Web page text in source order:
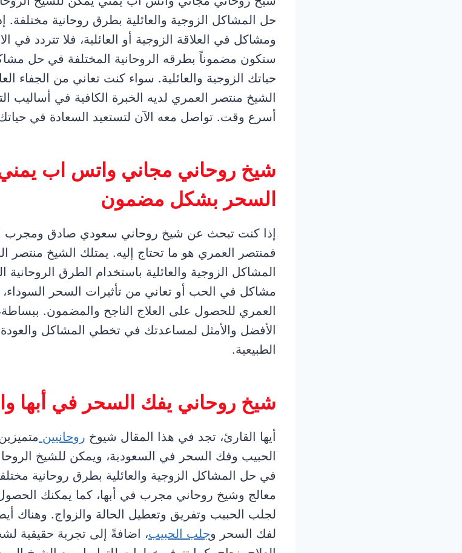
حل المشاكل الزوجية والعائلية بطرق روحانية
ومشاكل في العلاقة الزوجية أو العائلية، فلا تتردد في
ستكون مضموناً بطرقه الروحانية المختلفة في حل
حياتك الزوجية والعائلية. سواء كنت تعاني من الجفاء
الشيخ منتصر العمري لديه الخبرة الكافية في
أسرع وقت. تواصل معه الآن لتستعيد السعادة في حياتك
شيخ روحاني مجاني واتس اب
السحر بشكل مضمون
إذا كنت تبحث عن شيخ روحاني سعودي صادق ومجرب
فمنتصر العمري هو ما تحتاج إليه. يمتلك الشيخ
المشاكل الزوجية والعائلية باستخدام الطرق
مشاكل في الحب أو تعاني من تأثيرات السحر السوداء،
العمري للحصول على العلاج الناجح والمضمون.
الأفضل والأمثل لمساعدتك في تخطي المشاكل والعودة
الطبيعية.
شيخ روحاني يفك السحر في أبها
أيها القارئ، تجد في هذا المقال شيوخ روحانيين
الحبيب وفك السحر في السعودية، ويمكن للشيخ
في حل المشاكل الزوجية والعائلية بطرق روحانية
معالج وشيخ روحاني مجرب في أبها، كما يمكنك
لجلب الحبيب وتفريق وتعطيل الحالة والزواج. وهناك
لفك السحر وجلب الحبيب، اضافةً إلى تجربة حقيقية